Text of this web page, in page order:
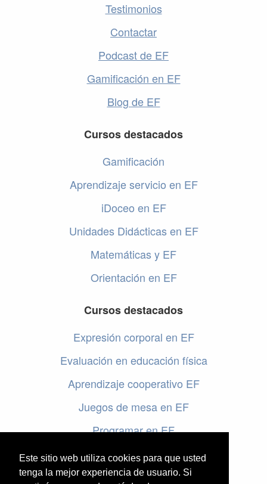
Este sitio web utiliza cookies para que usted
tenga la mejor experiencia de usuario. Si
Testimonios
Contactar
Podcast de EF
Gamificación en EF
Blog de EF
Cursos destacados
Gamificación
Aprendizaje servicio en EF
iDoceo en EF
Unidades Didácticas en EF
Matemáticas y EF
Orientación en EF
Cursos destacados
Expresión corporal en EF
Evaluación en educación física
Aprendizaje cooperativo EF
Juegos de mesa en EF
Programar en EF
Cursos online de educación física